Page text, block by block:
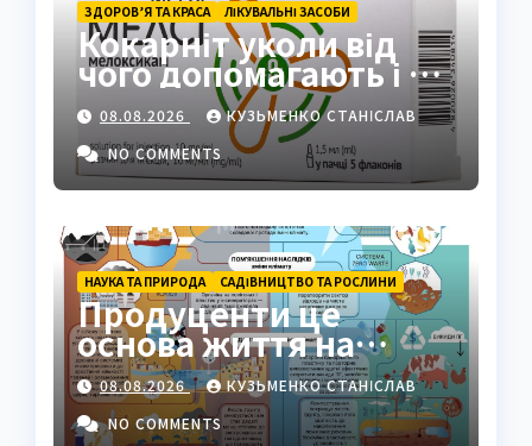
ЗДОРОВ’Я ТА КРАСА ЛІКУВАЛЬНІ ЗАСОБИ
Кокарніт уколи від
чого допомагають і як
працюють
08.08.2026
КУЗЬМЕНКО СТАНІСЛАВ
NO COMMENTS
НАУКА ТА ПРИРОДА САДІВНИЦТВО ТА РОСЛИНИ
Продуценти це
основа життя на
Землі: повний гід
08.08.2026
КУЗЬМЕНКО СТАНІСЛАВ
NO COMMENTS